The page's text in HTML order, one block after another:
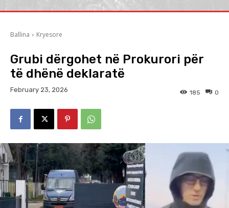
Ballina Kryesore
Grubi dërgohet në Prokurori për
të dhënë deklaratë
February 23, 2026 0
185